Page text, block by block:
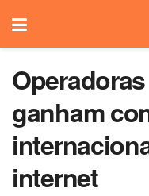
ganham
internet